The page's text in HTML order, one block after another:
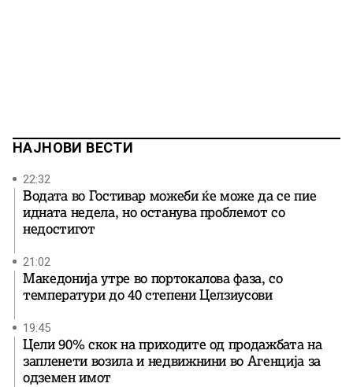
НАЈНОВИ ВЕСТИ
22:32
Водата во Гостивар можеби ќе може да се пие
идната недела, но останува проблемот со
недостигот
21:02
Македонија утре во портокалова фаза, со
температури до 40 степени Целзиусови
19:45
Цели 90% скок на приходите од продажбата на
запленети возила и недвижнини во Агенција за
одземен имот